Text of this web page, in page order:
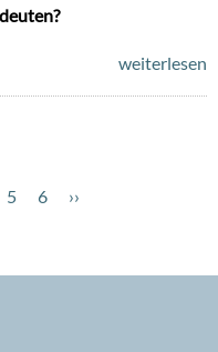
weiterlesen
Page
5 Page
6
Nächste
››